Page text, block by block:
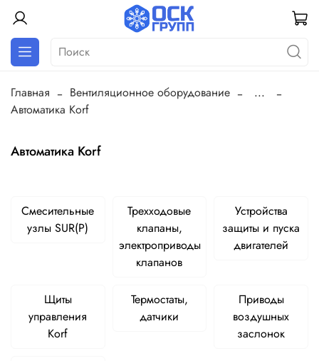
Главная Вентиляционное оборудование
...
Автоматика Korf
Автоматика Korf
Смесительные
узлы SUR(P)
Трехходовые
клапаны,
электроприводы
клапанов
Устройства
защиты и пуска
двигателей
Щиты
управления
Korf
Термостаты,
датчики
Приводы
воздушных
заслонок